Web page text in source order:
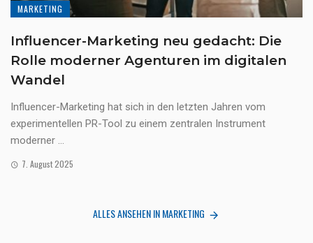
MARKETING
Influencer-Marketing neu gedacht: Die
Rolle moderner Agenturen im digitalen
Wandel
Influencer-Marketing hat sich in den letzten Jahren vom
experimentellen PR-Tool zu einem zentralen Instrument
moderner ...
7. August 2025
ALLES ANSEHEN IN MARKETING